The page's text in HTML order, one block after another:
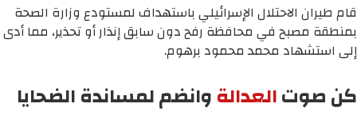
قام طيران الاحتلال الإسرائيلي باستهداف لمستودع وزارة الصحة
بمنطقة مصبح في محافظة رفح دون سابق إنذار أو تحذير، مما أدى
إلى استشهاد محمد محمود برهوم.
كن صوتالعدالةوانضم لمساندة الضحايا